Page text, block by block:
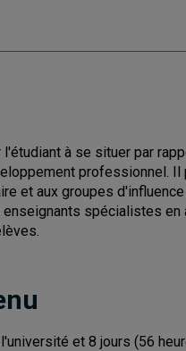
à se situer par
professionnel.
et aux groupes
spécialistes
et 8 jours (56